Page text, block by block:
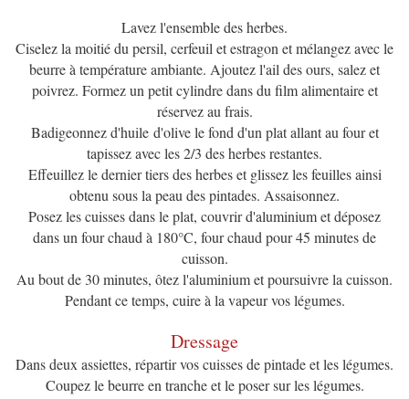
Lavez l'ensemble des herbes.
Ciselez la moitié du persil, cerfeuil et estragon et mélangez avec le
beurre à température ambiante. Ajoutez l'ail des ours, salez et
poivrez. Formez un petit cylindre dans du film alimentaire et
réservez au frais.
Badigeonnez d'huile d'olive le fond d'un plat allant au four et
tapissez avec les 2/3 des herbes restantes.
Effeuillez le dernier tiers des herbes et glissez les feuilles ainsi
obtenu sous la peau des pintades. Assaisonnez.
Posez les cuisses dans le plat, couvrir d'aluminium et déposez
dans un four chaud à 180°C, four chaud pour 45 minutes de
cuisson.
Au bout de 30 minutes, ôtez l'aluminium et poursuivre la cuisson.
Pendant ce temps, cuire à la vapeur vos légumes.
Dressage
Dans deux assiettes, répartir vos cuisses de pintade et les légumes.
Coupez le beurre en tranche et le poser sur les légumes.